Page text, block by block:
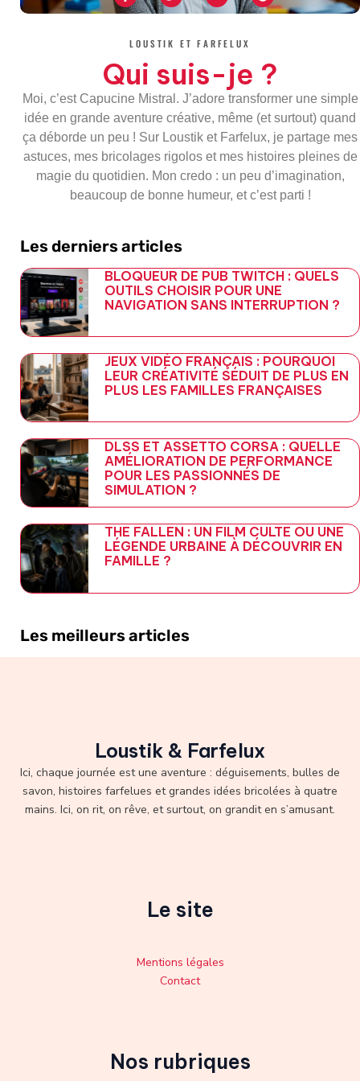
e
o
-
f
t
r
g
-
u
-
g
e
LOUSTIK ET FARFELUX
Qui suis-je ?
Moi, c’est Capucine Mistral. J’adore transformer une simple
idée en grande aventure créative, même (et surtout) quand
ça déborde un peu ! Sur Loustik et Farfelux, je partage mes
astuces, mes bricolages rigolos et mes histoires pleines de
magie du quotidien. Mon credo : un peu d’imagination,
beaucoup de bonne humeur, et c’est parti !
Les derniers articles
BLOQUEUR DE PUB TWITCH : QUELS
OUTILS CHOISIR POUR UNE
NAVIGATION SANS INTERRUPTION ?
JEUX VIDÉO FRANÇAIS : POURQUOI
LEUR CRÉATIVITÉ SÉDUIT DE PLUS EN
PLUS LES FAMILLES FRANÇAISES
DLSS ET ASSETTO CORSA : QUELLE
AMÉLIORATION DE PERFORMANCE
POUR LES PASSIONNÉS DE
SIMULATION ?
THE FALLEN : UN FILM CULTE OU UNE
LÉGENDE URBAINE À DÉCOUVRIR EN
FAMILLE ?
Les meilleurs articles
Loustik & Farfelux
Ici, chaque journée est une aventure : déguisements, bulles de
savon, histoires farfelues et grandes idées bricolées à quatre
mains. Ici, on rit, on rêve, et surtout, on grandit en s’amusant.
Le site
Mentions légales
Contact
Nos rubriques